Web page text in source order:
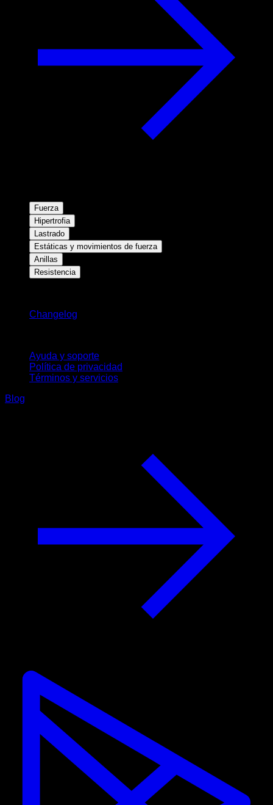
Fuerza
Hipertrofia
Lastrado
Estáticas y movimientos de fuerza
Anillas
Resistencia
Changelog
Ayuda y soporte
Política de privacidad
Términos y servicios
Blog